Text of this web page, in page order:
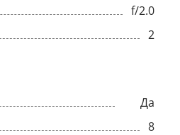
f/2.0
2
Да
8